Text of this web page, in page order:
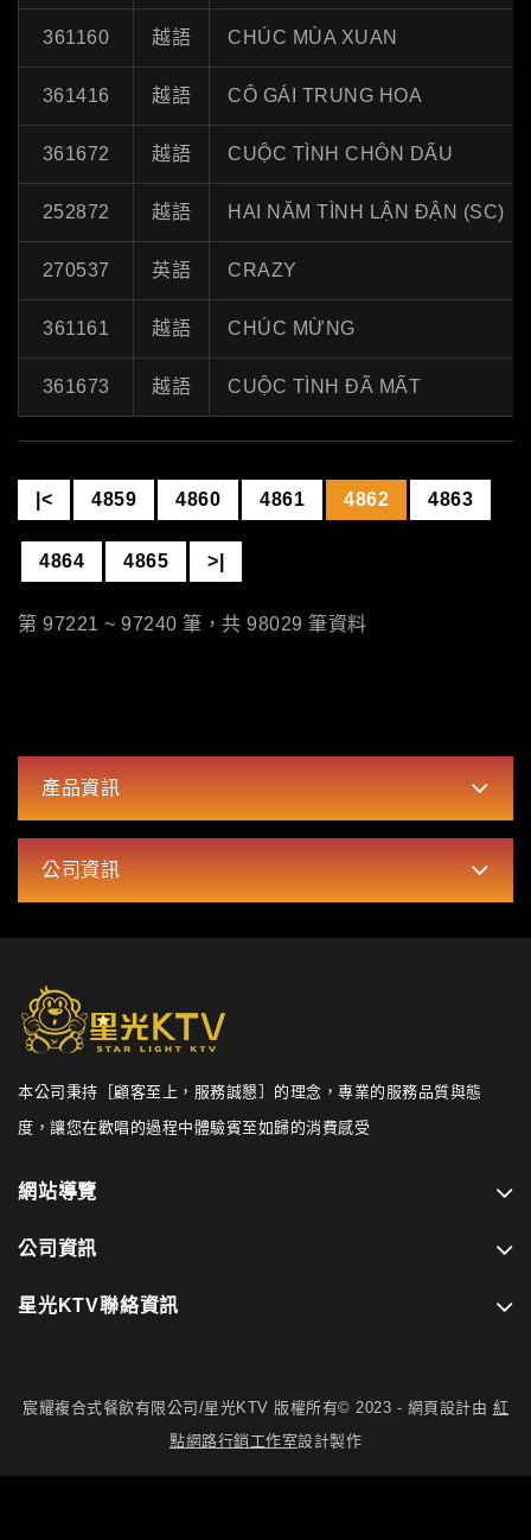
361160 越語 CHÚC MÙA XUAN
361416 越語 CÔ GÁI TRUNG HOA
361672 越語 CUỘC TÌNH CHÔN DẤU
252872 越語 HAI NĂM TÌNH LẬN ĐẬN (SC)
270537 英語 CRAZY
361161 越語 CHÚC MỪNG
361673 越語 CUỘC TÌNH ĐÃ MẤT
|< 4859 4860 4861 4862 4863
4864 4865 >|
第 97221 ~ 97240 筆，共 98029 筆資料
產品資訊
公司資訊
本公司秉持［顧客至上，服務誠懇］的理念，專業的服務品質與態
度，讓您在歡唱的過程中體驗賓至如歸的消費感受
網站導覽
公司資訊
星光KTV聯絡資訊
宸耀複合式餐飲有限公司/星光KTV 版權所有© 2023 - 網頁設計由 紅
點網路行銷工作室設計製作